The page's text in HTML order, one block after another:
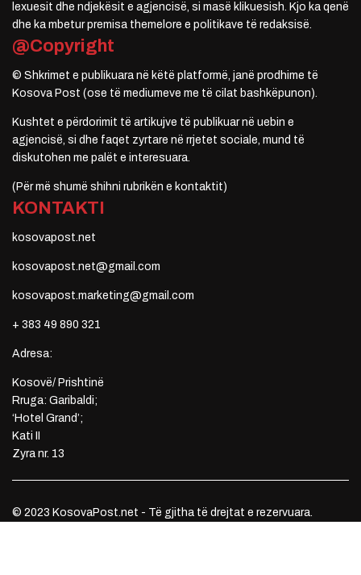
lexuesit dhe ndjekësit e agjencisë, si masë klikuesish. Kjo ka qenë
dhe ka mbetur premisa themelore e politikave të redaksisë.
@Copyright
© Shkrimet e publikuara në këtë platformë, janë prodhime të
Kosova Post (ose të mediumeve me të cilat bashkëpunon).
Kushtet e përdorimit të artikujve të publikuar në uebin e
agjencisë, si dhe faqet zyrtare në rrjetet sociale, mund të
diskutohen me palët e interesuara.
(Për më shumë shihni rubrikën e kontaktit)
KONTAKTI
kosovapost.net
kosovapost.net@gmail.com
kosovapost.marketing@gmail.com
+ 383 49 890 321
Adresa:
Kosovë/ Prishtinë
Rruga: Garibaldi;
‘Hotel Grand’;
Kati II
Zyra nr. 13
© 2023 KosovaPost.net - Të gjitha të drejtat e rezervuara.